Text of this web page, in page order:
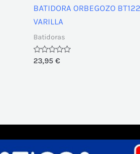
BATIDORA ORBEGOZO
VARILLA
Batidoras
Valorado
con
23,95 €